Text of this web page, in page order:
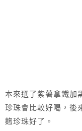
本來選了紫薯拿鐵加
珍珠會比較好喝，後
麴珍珠好了。